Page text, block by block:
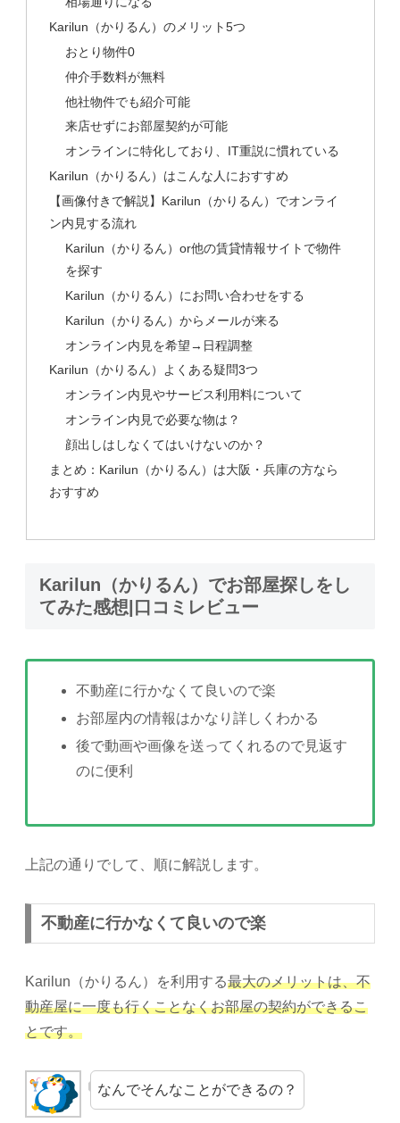
Karilun（かりるん）のメリット5つ
おとり物件0
仲介手数料が無料
他社物件でも紹介可能
来店せずにお部屋契約が可能
オンラインに特化しており、IT重説に慣れている
Karilun（かりるん）はこんな人におすすめ
【画像付きで解説】Karilun（かりるん）でオンライ
ン内見する流れ
Karilun（かりるん）or他の賃貸情報サイトで物件
を探す
Karilun（かりるん）にお問い合わせをする
Karilun（かりるん）からメールが来る
オンライン内見を希望→日程調整
Karilun（かりるん）よくある疑問3つ
オンライン内見やサービス利用料について
オンライン内見で必要な物は？
顔出しはしなくてはいけないのか？
まとめ：Karilun（かりるん）は大阪・兵庫の方なら
おすすめ
Karilun（かりるん）でお部屋探しをし
てみた感想|口コミレビュー
不動産に行かなくて良いので楽
お部屋内の情報はかなり詳しくわかる
後で動画や画像を送ってくれるので見返す
のに便利
上記の通りでして、順に解説します。
不動産に行かなくて良いので楽
Karilun（かりるん）を利用する最大のメリットは、不
動産屋に一度も行くことなくお部屋の契約ができるこ
とです。
なんでそんなことができるの？